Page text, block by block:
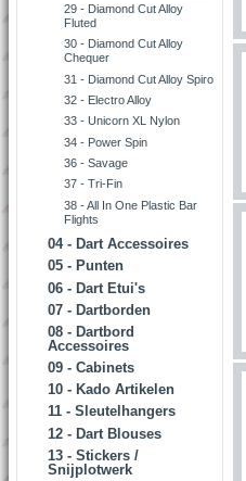
29 - Diamond Cut Alloy
Fluted
30 - Diamond Cut Alloy
Chequer
31 - Diamond Cut Alloy Spiro
32 - Electro Alloy
33 - Unicorn XL Nylon
34 - Power Spin
36 - Savage
37 - Tri-Fin
38 - All In One Plastic Bar
Flights
04 - Dart Accessoires
05 - Punten
06 - Dart Etui's
07 - Dartborden
08 - Dartbord
Accessoires
09 - Cabinets
10 - Kado Artikelen
11 - Sleutelhangers
12 - Dart Blouses
13 - Stickers /
Snijplotwerk